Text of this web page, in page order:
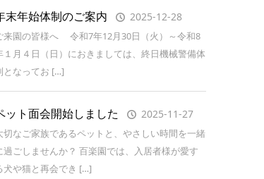
末年始体制のご案内 2025-12-28
来園の皆様へ 令和7年12月30日（火）～令和8
１月４日（日）におきましては、終日機械警備体
となってお […]
ット面会開始しました 2025-11-27
切なご家族であるペットと、やさしい時間を一緒
過ごしませんか？ 百楽園では、入居者様が愛す
犬や猫と再会でき […]